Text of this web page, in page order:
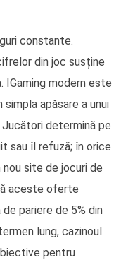
constante.
din joc susține
IGaming modern este
apăsare a unui
determină pe
sau îl refuză; în orice
site de jocuri de
aceste oferte
pariere de 5% din
lung, cazinoul
pentru